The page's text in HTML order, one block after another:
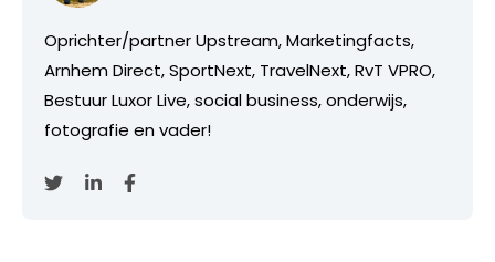
Oprichter/partner Upstream, Marketingfacts,
Arnhem Direct, SportNext, TravelNext, RvT VPRO,
Bestuur Luxor Live, social business, onderwijs,
fotografie en vader!